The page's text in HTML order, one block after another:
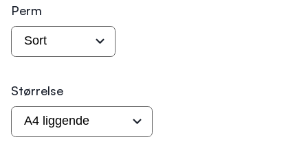
Perm
Størrelse